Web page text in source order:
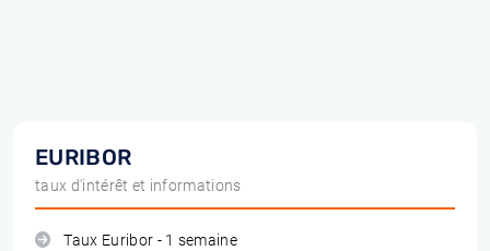
EURIBOR
taux d'intérêt et informations
Taux Euribor - 1 semaine